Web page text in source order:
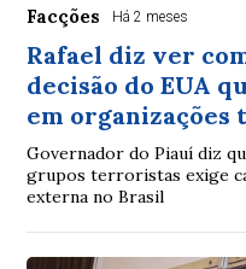
Facções Há 2 meses
Rafael diz ver
decisão do EUA
em
Governador do Piauí diz
grupos terroristas exige
externa no Brasil